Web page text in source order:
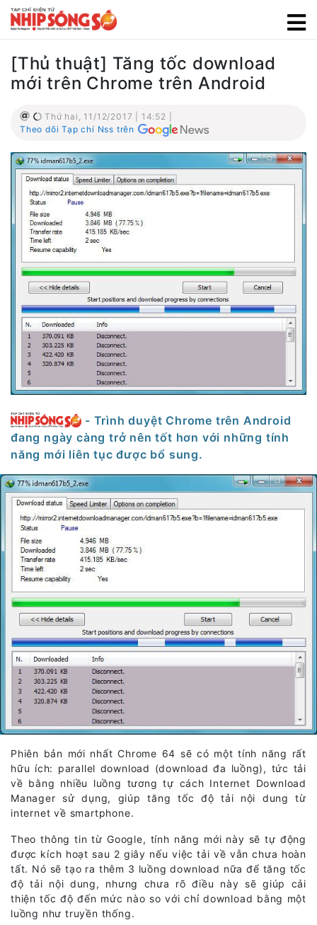
[Thủ thuật] Tăng tốc download
mới trên Chrome trên Android
Thứ hai, 11/12/2017 | 14:52 |
Theo dõi Tạp chí Nss trên
- Trình duyệt Chrome trên Android
đang ngày càng trở nên tốt hơn với những tính
năng mới liên tục được bổ sung.
Phiên bản mới nhất Chrome 64 sẽ có một tính năng rất
hữu ích: parallel download (download đa luồng), tức tải
về bằng nhiều luồng tương tự cách Internet Download
Manager sử dụng, giúp tăng tốc độ tải nội dung từ
internet về smartphone.
Theo thông tin từ Google, tính năng mới này sẽ tự động
được kích hoạt sau 2 giây nếu việc tải về vẫn chưa hoàn
tất. Nó sẽ tạo ra thêm 3 luồng download nữa để tăng tốc
độ tải nội dung, nhưng chưa rõ điều này sẽ giúp cải
thiện tốc độ đến mức nào so với chỉ download bằng một
luồng như truyền thống.